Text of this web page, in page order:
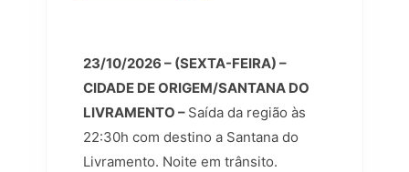
23/10/2026 – (SEXTA-FEIRA) –
CIDADE DE ORIGEM/SANTANA DO
LIVRAMENTO – Saída da região às
22:30h com destino a Santana do
Livramento. Noite em trânsito.